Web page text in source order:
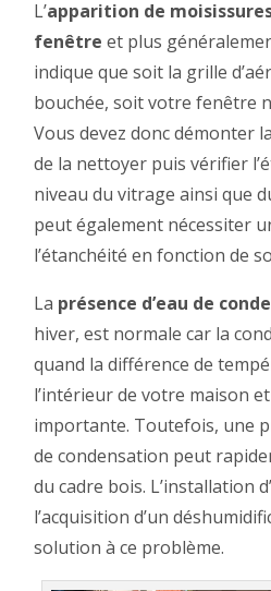
L’apparition de
fenêtre et plus
indique que soit la grille
bouchée, soit votre fenêtre
Vous devez donc démonter
de la nettoyer puis vérifier
niveau du vitrage ainsi que
peut également nécessiter
l’étanchéité en fonction de
La présence d’eau de
hiver, est normale car la
quand la différence de
l’intérieur de votre maison
importante. Toutefois, une
de condensation peut
du cadre bois. L’installation
l’acquisition d’un
solution à ce problème.